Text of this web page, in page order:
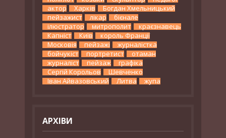
актор
Харків
Богдан Хмельницький
пейзажист
лікар
бієнале
ілюстратор
митрополит
краєзнавець
Капніст
Київ
король Франції
Московія
пейзажі
журналістка
бойчукіст
портретист
отаман
журналіст
пейзаж
графіка
Сергій Корольов
Шевченко
Іван Айвазовський
Литва жупа
АРХІВИ